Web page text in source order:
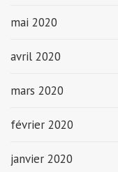
mai 2020
avril 2020
mars 2020
février 2020
janvier 2020